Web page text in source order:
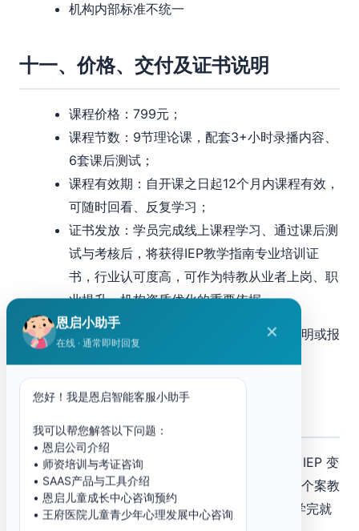
机构内部标准不统一
十一、价格、交付及证书说明
课程价格：799元；
课程节数：9节理论课，配套3+小时录播内容、
6套课后测试；
课程有效期：自开课之日起12个月内课程有效，
可随时回看、反复学习；
证书发放：学员完成线上课程学习、通过课后测
试与考核后，将获得IEP教学指南专业培训证
书，行业认可度高，可作为特教从业者上岗、职
业提升、机构资质优化的重要依据。
如需咨询课程价格、学习安排、答疑支持、证书说明或报
IEP 教学指南课程的核心价值，在于帮助学习者把 IEP 变
成真正可执行的教学工具。它适合特教一线实操、个案教
学升级和机构标准化建设，但不应被简单包装成”学完就
恩启小助手
在线 · 通常即时回复
✕
您好！我是恩启智能客服小助手
我可以帮您解答以下问题：
• 恩启公司介绍
• 师资培训与考证咨询
• SAAS产品与工具介绍
• 恩启儿童成长中心咨询预约
• 王府医院儿童青少年心理发展中心咨询